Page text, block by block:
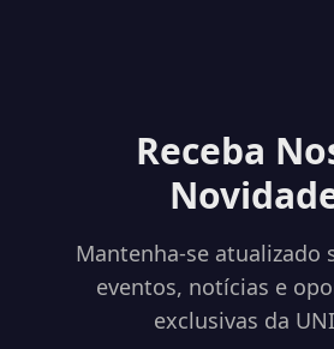
Receba
Mantenha-se atualizado
eventos, notícias e
exclusivas da